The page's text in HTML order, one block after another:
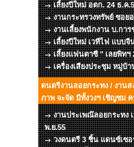
เลี้ยงปีใหม่ อตก. 24 ธ.ค
งานกระทรวงทรัพย์ ซอย
งานเลี้ยงพนักงาน บ.กา
เลี้ยงปีใหม่ เวทีไฟ แบบจี
เลี้ยงแฟนตาซี " เลยพิท
เครื่องเสียงประชุม หมู่บ้
ดนตรีงานลอยกระทง / งานส
ภาพ จะจัด มีทั้งวงฯ เชิญชม ค
งานประเพณ๊ลอยกระทง
พ.ย.55
วงดนตรี 3 ชิ้น แดนซ์เซ